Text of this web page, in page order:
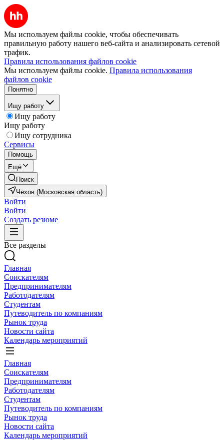
Мы используем файлы cookie, чтобы обеспечивать
правильную работу нашего веб-сайта и анализировать сетевой
трафик.
Правила использования файлов cookie
Мы используем файлы cookie. Правила использования
файлов cookie
Понятно
Ищу работу
Ищу работу
Ищу работу
Ищу сотрудника
Сервисы
Помощь
Ещё
Поиск
Чехов (Московская область)
Войти
Войти
Создать резюме
Все разделы
Главная
Соискателям
Предпринимателям
Работодателям
Студентам
Путеводитель по компаниям
Рынок труда
Новости сайта
Календарь мероприятий
Главная
Соискателям
Предпринимателям
Работодателям
Студентам
Путеводитель по компаниям
Рынок труда
Новости сайта
Календарь мероприятий